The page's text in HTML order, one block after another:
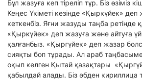
Бұл жазуға кеп тіреліп тұр. Біз өзіміз
Кеңес Үкіметі кезінде «Қыркүйек»
кеткенбіз. Яғни жазуды таңба ретінде
«Қыркүйек» деп жазуға және айтуға
қалғанбыз. «Қыргүйек» деп жазар
сияқты боп тұрады. Ал араб
оқып келген Қытай қазақтары
қабылдай алады. Біз әбден